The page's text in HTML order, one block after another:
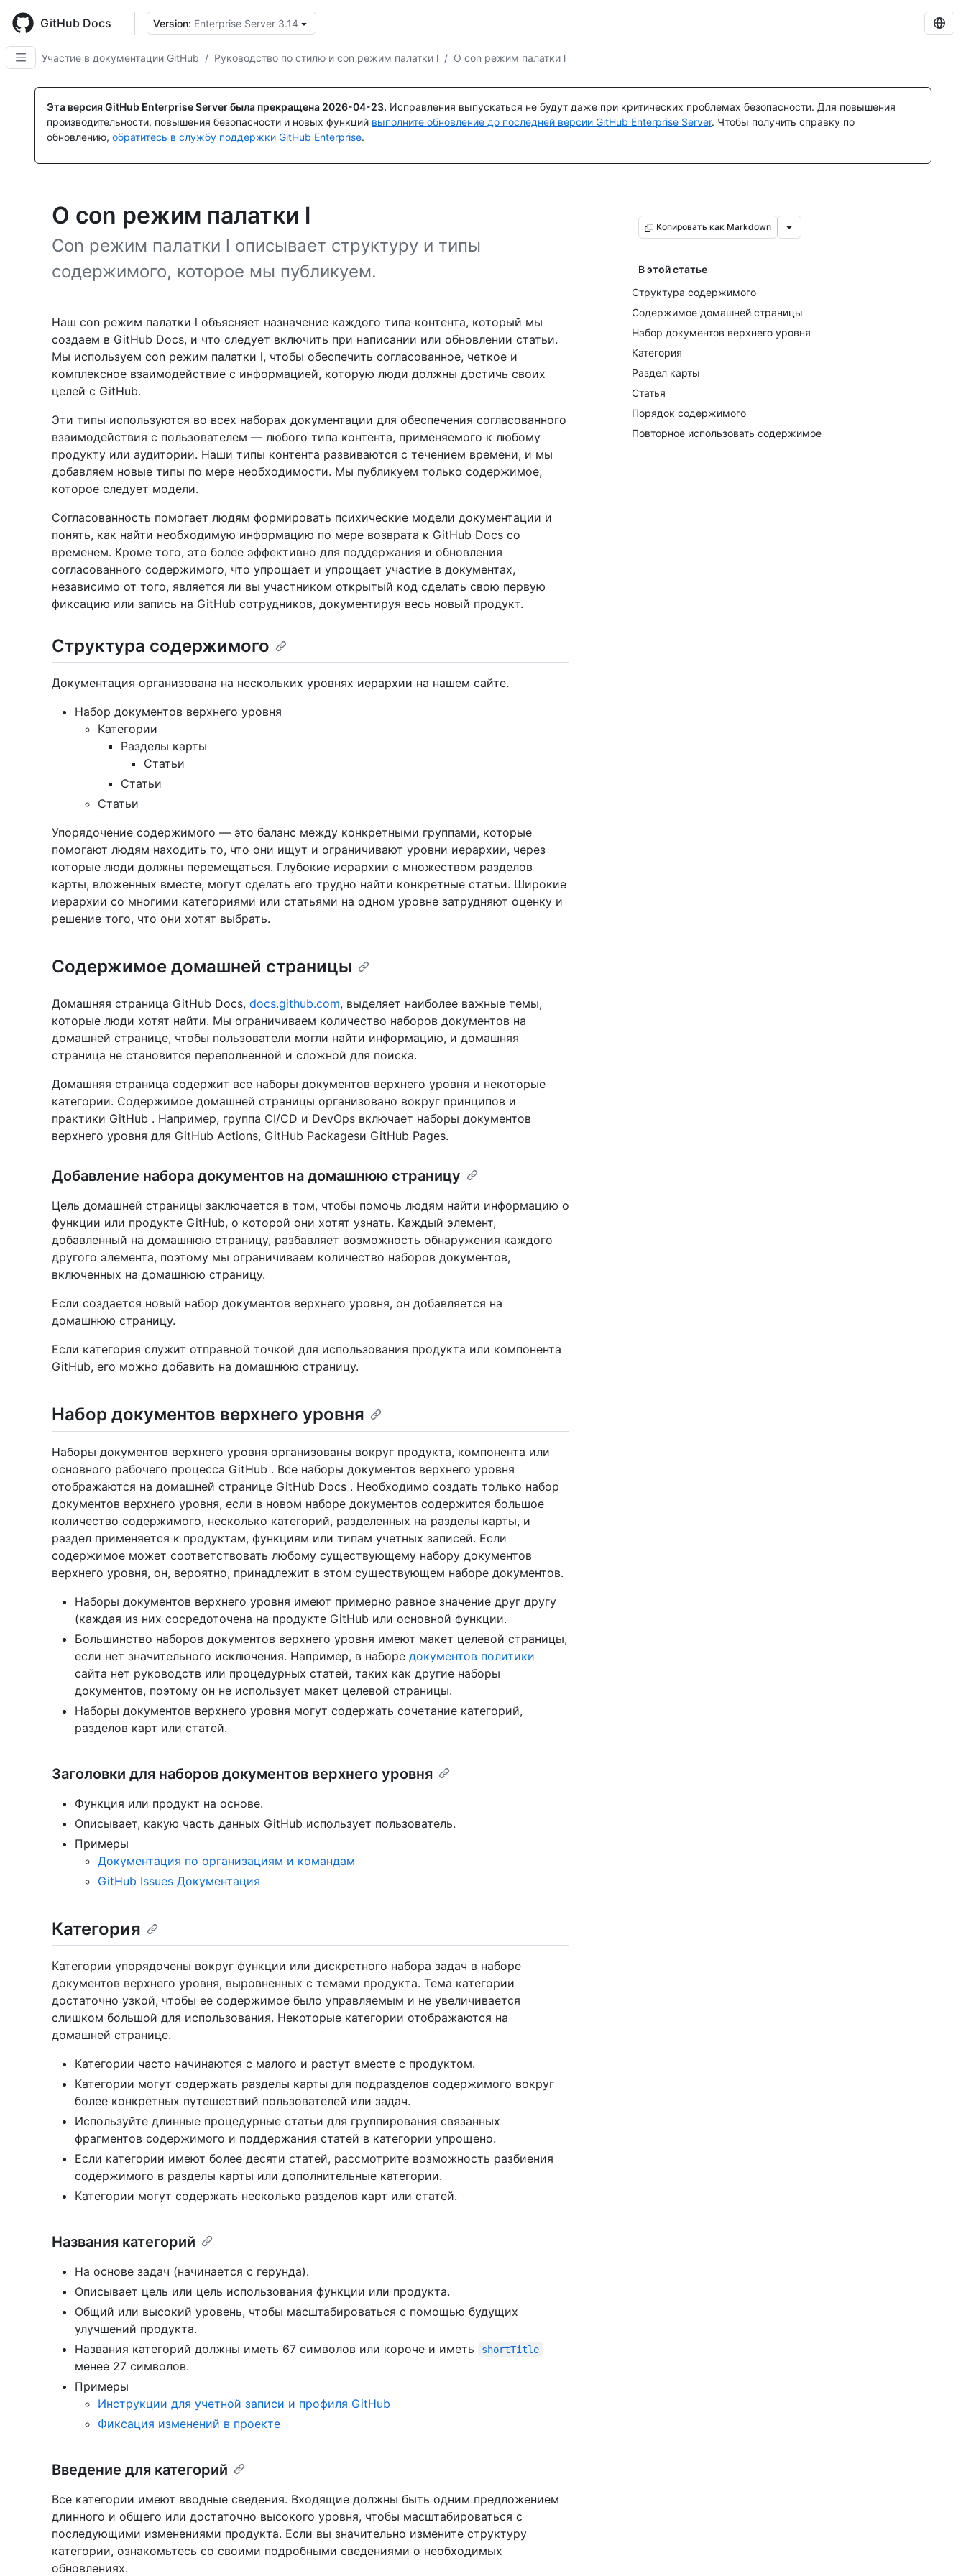
main
content
GitHub Docs Version: Enterprise Server 3.14
Участие в документации GitHub / Руководство по стилю и con режим палатки l / О con режим палатки l
Эта версия GitHub Enterprise Server была прекращена 2026-04-23. Исправления выпускаться не будут даже при критических проблемах безопасности. Для повышения
производительности, повышения безопасности и новых функций выполните обновление до последней версии GitHub Enterprise Server. Чтобы получить справку по
обновлению, обратитесь в службу поддержки GitHub Enterprise.
О con режим палатки l
Con режим палатки l описывает структуру и типы
содержимого, которое мы публикуем.
Копировать как Markdown
В этой статье
Структура содержимого
Содержимое домашней страницы
Набор документов верхнего уровня
Категория
Раздел карты
Статья
Порядок содержимого
Повторное использовать содержимое
Наш con режим палатки l объясняет назначение каждого типа контента, который мы
создаем в GitHub Docs, и что следует включить при написании или обновлении статьи.
Мы используем con режим палатки l, чтобы обеспечить согласованное, четкое и
комплексное взаимодействие с информацией, которую люди должны достичь своих
целей с GitHub.
Эти типы используются во всех наборах документации для обеспечения согласованного
взаимодействия с пользователем — любого типа контента, применяемого к любому
продукту или аудитории. Наши типы контента развиваются с течением времени, и мы
добавляем новые типы по мере необходимости. Мы публикуем только содержимое,
которое следует модели.
Согласованность помогает людям формировать психические модели документации и
понять, как найти необходимую информацию по мере возврата к GitHub Docs со
временем. Кроме того, это более эффективно для поддержания и обновления
согласованного содержимого, что упрощает и упрощает участие в документах,
независимо от того, является ли вы участником открытый код сделать свою первую
фиксацию или запись на GitHub сотрудников, документируя весь новый продукт.
Структура содержимого
Документация организована на нескольких уровнях иерархии на нашем сайте.
Набор документов верхнего уровня
Категории
Разделы карты
Статьи
Статьи
Статьи
Упорядочение содержимого — это баланс между конкретными группами, которые
помогают людям находить то, что они ищут и ограничивают уровни иерархии, через
которые люди должны перемещаться. Глубокие иерархии с множеством разделов
карты, вложенных вместе, могут сделать его трудно найти конкретные статьи. Широкие
иерархии со многими категориями или статьями на одном уровне затрудняют оценку и
решение того, что они хотят выбрать.
Содержимое домашней страницы
Домашняя страница GitHub Docs, docs.github.com, выделяет наиболее важные темы,
которые люди хотят найти. Мы ограничиваем количество наборов документов на
домашней странице, чтобы пользователи могли найти информацию, и домашняя
страница не становится переполненной и сложной для поиска.
Домашняя страница содержит все наборы документов верхнего уровня и некоторые
категории. Содержимое домашней страницы организовано вокруг принципов и
практики GitHub . Например, группа CI/CD и DevOps включает наборы документов
верхнего уровня для GitHub Actions, GitHub Packagesи GitHub Pages.
Добавление набора документов на домашнюю страницу
Цель домашней страницы заключается в том, чтобы помочь людям найти информацию о
функции или продукте GitHub, о которой они хотят узнать. Каждый элемент,
добавленный на домашнюю страницу, разбавляет возможность обнаружения каждого
другого элемента, поэтому мы ограничиваем количество наборов документов,
включенных на домашнюю страницу.
Если создается новый набор документов верхнего уровня, он добавляется на
домашнюю страницу.
Если категория служит отправной точкой для использования продукта или компонента
GitHub, его можно добавить на домашнюю страницу.
Набор документов верхнего уровня
Наборы документов верхнего уровня организованы вокруг продукта, компонента или
основного рабочего процесса GitHub . Все наборы документов верхнего уровня
отображаются на домашней странице GitHub Docs . Необходимо создать только набор
документов верхнего уровня, если в новом наборе документов содержится большое
количество содержимого, несколько категорий, разделенных на разделы карты, и
раздел применяется к продуктам, функциям или типам учетных записей. Если
содержимое может соответствовать любому существующему набору документов
верхнего уровня, он, вероятно, принадлежит в этом существующем наборе документов.
Наборы документов верхнего уровня имеют примерно равное значение друг другу
(каждая из них сосредоточена на продукте GitHub или основной функции.
Большинство наборов документов верхнего уровня имеют макет целевой страницы,
если нет значительного исключения. Например, в наборе документов политики
сайта нет руководств или процедурных статей, таких как другие наборы
документов, поэтому он не использует макет целевой страницы.
Наборы документов верхнего уровня могут содержать сочетание категорий,
разделов карт или статей.
Заголовки для наборов документов верхнего уровня
Функция или продукт на основе.
Описывает, какую часть данных GitHub использует пользователь.
Примеры
Документация по организациям и командам
GitHub Issues Документация
Категория
Категории упорядочены вокруг функции или дискретного набора задач в наборе
документов верхнего уровня, выровненных с темами продукта. Тема категории
достаточно узкой, чтобы ее содержимое было управляемым и не увеличивается
слишком большой для использования. Некоторые категории отображаются на
домашней странице.
Категории часто начинаются с малого и растут вместе с продуктом.
Категории могут содержать разделы карты для подразделов содержимого вокруг
более конкретных путешествий пользователей или задач.
Используйте длинные процедурные статьи для группирования связанных
фрагментов содержимого и поддержания статей в категории упрощено.
Если категории имеют более десяти статей, рассмотрите возможность разбиения
содержимого в разделы карты или дополнительные категории.
Категории могут содержать несколько разделов карт или статей.
Названия категорий
На основе задач (начинается с герунда).
Описывает цель или цель использования функции или продукта.
Общий или высокий уровень, чтобы масштабироваться с помощью будущих
улучшений продукта.
Названия категорий должны иметь 67 символов или короче и иметь
shortTitle
менее 27 символов.
Примеры
Инструкции для учетной записи и профиля GitHub
Фиксация изменений в проекте
Введение для категорий
Все категории имеют вводные сведения. Входящие должны быть одним предложением
длинного и общего или достаточно высокого уровня, чтобы масштабироваться с
последующими изменениями продукта. Если вы значительно измените структуру
категории, ознакомьтесь со своими подробными сведениями о необходимых
обновлениях.